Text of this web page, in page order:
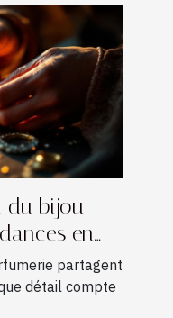
du bijou
en
partagent
détail compte